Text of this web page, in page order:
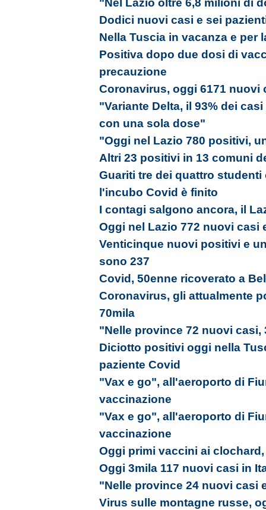
Dodici nuovi casi e sei
Nella Tuscia in vacanza e
Positiva dopo due dosi di
precauzione
Coronavirus, oggi 6171 nuovi
"Variante Delta, il 93% dei
con una sola dose"
"Oggi nel Lazio 780 positivi,
Altri 23 positivi in 13 comuni
Guariti tre dei quattro
l'incubo Covid è finito
I contagi salgono ancora, il
Oggi nel Lazio 772 nuovi casi
Venticinque nuovi positivi e
sono 237
Covid, 50enne ricoverato a
Coronavirus, gli attualmente
70mila
"Nelle province 72 nuovi casi,
Diciotto positivi oggi nella
paziente Covid
"Vax e go", all'aeroporto di
vaccinazione
"Vax e go", all'aeroporto di
vaccinazione
Oggi primi vaccini ai
Oggi 3mila 117 nuovi casi in
"Nelle province 24 nuovi casi
Virus sulle montagne russe,